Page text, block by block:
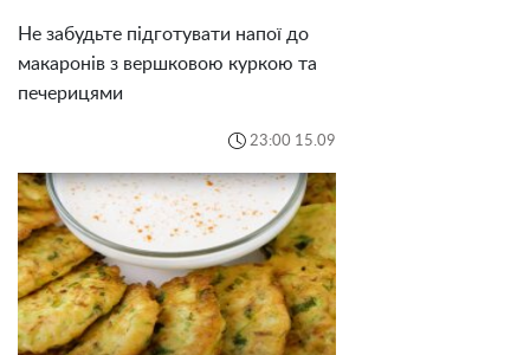
Не забудьте підготувати напої до
макаронів з вершковою куркою та
печерицями
23:00 15.09